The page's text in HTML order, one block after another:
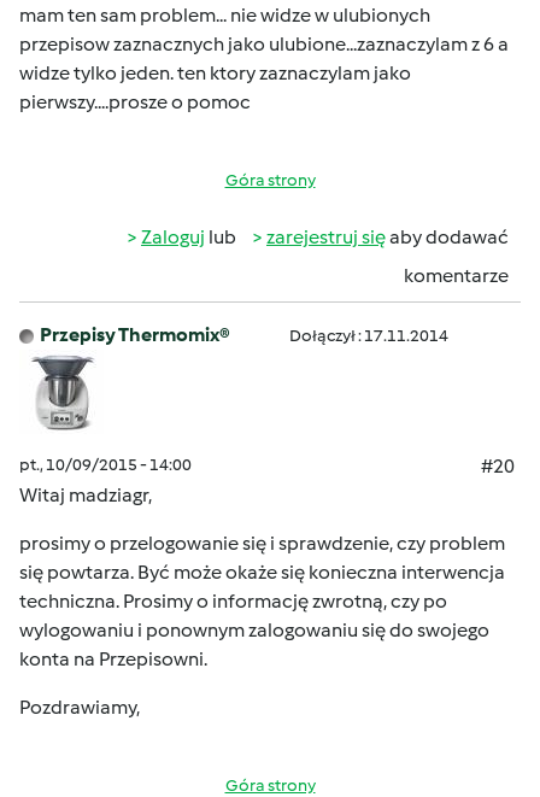
mam ten sam problem... nie widze w ulubionych
przepisow zaznacznych jako ulubione...zaznaczylam z 6 a
widze tylko jeden. ten ktory zaznaczylam jako
pierwszy....prosze o pomoc
Góra strony
Zaloguj lub zarejestruj sięaby dodawać
komentarze
Przepisy Thermomix® Dołączył : 17.11.2014
pt., 10/09/2015 - 14:00
#20
Witaj madziagr,
prosimy o przelogowanie się i sprawdzenie, czy problem
się powtarza. Być może okaże się konieczna interwencja
techniczna. Prosimy o informację zwrotną, czy po
wylogowaniu i ponownym zalogowaniu się do swojego
konta na Przepisowni.
Pozdrawiamy,
Góra strony